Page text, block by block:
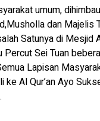
umum,
dan Majelis
Satunya di Mesjid
Percut Sei Tuan
Lapisan
ke Al Qur’an Ayo